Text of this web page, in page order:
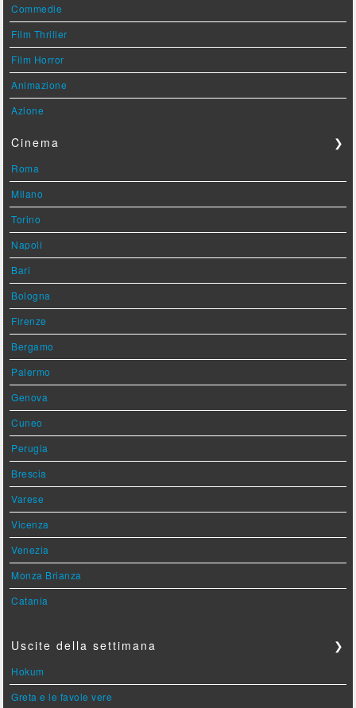
Commedie
Film Thriller
Film Horror
Animazione
Azione
Cinema ❯
Roma
Milano
Torino
Napoli
Bari
Bologna
Firenze
Bergamo
Palermo
Genova
Cuneo
Perugia
Brescia
Varese
Vicenza
Venezia
Monza Brianza
Catania
Uscite della settimana ❯
Hokum
Greta e le favole vere